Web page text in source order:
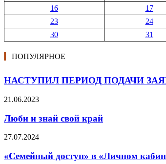
16
17
23
24
30
31
ПОПУЛЯРНОЕ
НАСТУПИЛ ПЕРИОД ПОДАЧИ
21.06.2023
Люби и знай свой край
27.07.2024
«Семейный доступ» в «Личном